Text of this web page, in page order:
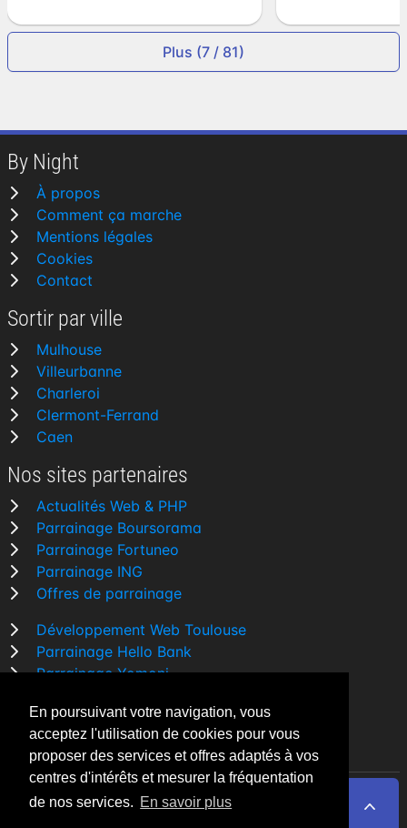
En poursuivant votre navigation, vous
acceptez l'utilisation de cookies pour vous
proposer des services et offres adaptés à vos
centres d'intérêts et mesurer la fréquentation
de nos services. En savoir plus
Plus (7 / 81)
By Night
À propos
Comment ça marche
Mentions légales
Cookies
Contact
Sortir par ville
Mulhouse
Villeurbanne
Charleroi
Clermont-Ferrand
Caen
Nos sites partenaires
Actualités Web & PHP
Parrainage Boursorama
Parrainage Fortuneo
Parrainage ING
Offres de parrainage
Développement Web Toulouse
Parrainage Hello Bank
Parrainage Yomoni
Comparatif banque
By Night v5.7.3| © 2026 - Tous droits réservés